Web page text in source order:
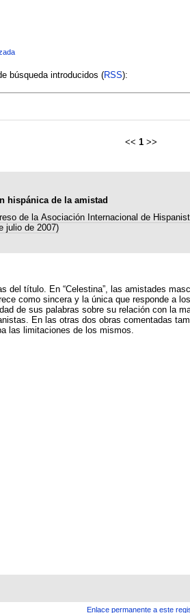
búsqueda introducidos (RSS):
<< 1 >>
hispánica de la amistad
de la Asociación Internacional de
julio de 2007)
del título. En “Celestina”, las amistades
como sincera y la única que responde a
de sus palabras sobre su relación con la
En las otras dos obras comentadas
las limitaciones de los mismos.
Enlace permanente a este